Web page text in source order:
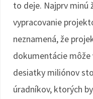
to deje. Najprv minú
vypracovanie
neznamená, že
dokumentácie
desiatky miliónov
úradníkov, ktorých